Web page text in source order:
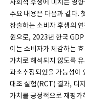
사회적 후생에 미치는 영
주요 내용은 다음과 같다.
창출하는 소비자 후생의
원으로, 2023년 한국
이는 소비자가 체감하는
가치로 해석되지 않도록
과소추정되었을 가능성이
대조 실험(RCT) 결과, 디
가치를 긍정적으로 재평